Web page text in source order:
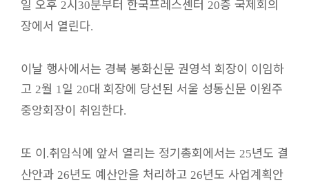
일 오후 2시30분부터 한국프레스센터 20층 국제회의
장에서 열린다.
이날 행사에서는 경북 봉화신문 권영석 회장이 이임하
고 2월 1일 20대 회장에 당선된 서울 성동신문 이원주
중앙회장이 취임한다.
또 이.취임식에 앞서 열리는 정기총회에서는 25년도 결
산안과 26년도 예산안을 처리하고 26년도 사업계획안